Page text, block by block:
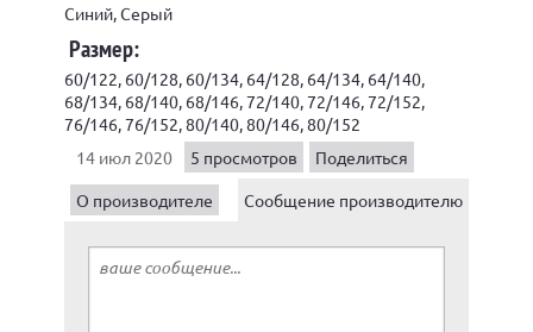
Синий, Серый
Размер:
60/122, 60/128, 60/134, 64/128, 64/134, 64/140,
68/134, 68/140, 68/146, 72/140, 72/146, 72/152,
76/146, 76/152, 80/140, 80/146, 80/152
14 июл 2020
5 просмотров
Поделиться
О производителе
Сообщение производителю